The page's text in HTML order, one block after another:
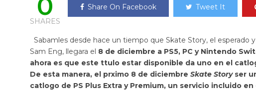
0
SHARES
Share On Facebook Tweet It
Sabamles desde hace un tiempo que Skate Story, el esperado
Sam Eng, llegara el 8 de diciembre a PS5, PC y Nintendo
ahora es que este ttulo estar disponible da uno en el
De esta manera, el prximo 8 de diciembre Skate Storyser
catlogo de PS Plus Extra y Premium, un servicio incluido